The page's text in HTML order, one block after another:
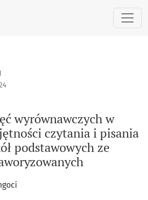
w rozwoju umiejętności
wyrównawczych w
czytania i pisania
podstawowych ze